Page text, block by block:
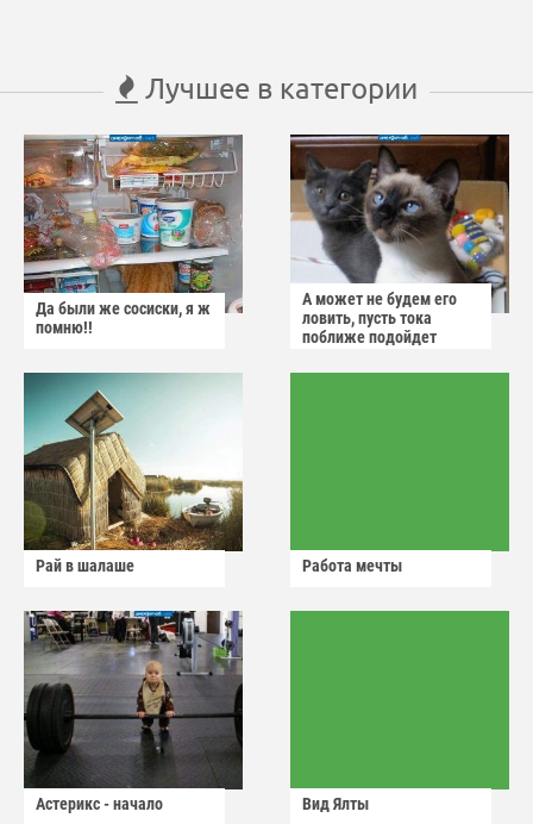
Лучшее в категории
Да были же сосиски, я ж
помню!!
А может не будем его
ловить, пусть тока
поближе подойдет
Рай в шалаше Работа мечты
Астерикс - начало Вид Ялты